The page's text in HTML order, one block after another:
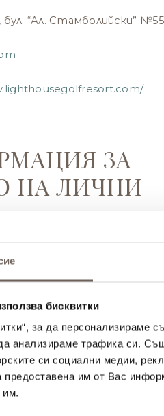
бисквитки
за да персонализираме
анализираме трафика си.
си социални медии,
предоставена им от Вас
им.
“Ал. Стамболийски”
ЗА
НА ЛИЧНИ
данни
на туристически
е необходимо, както за
на страните по
и пълно
на предмета на
данни, „ЛАЙТХАУС ГОЛФ
пълното, качествено
си, както и да